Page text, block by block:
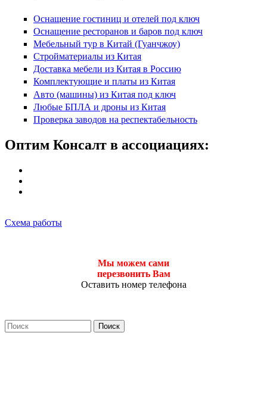
Оснащение гостиниц и отелей под ключ
Оснащение ресторанов и баров под ключ
Мебельный тур в Китай (Гуанчжоу)
Стройматериалы из Китая
Доставка мебели из Китая в Россию
Комплектующие и платы из Китая
Авто (машины) из Китая под ключ
Любые БПЛА и дроны из Китая
Проверка заводов на респектабельность
Оптим Консалт в ассоциациях:
Схема работы
Мы можем сами
перезвонить Вам
Оставить номер телефона
Поиск